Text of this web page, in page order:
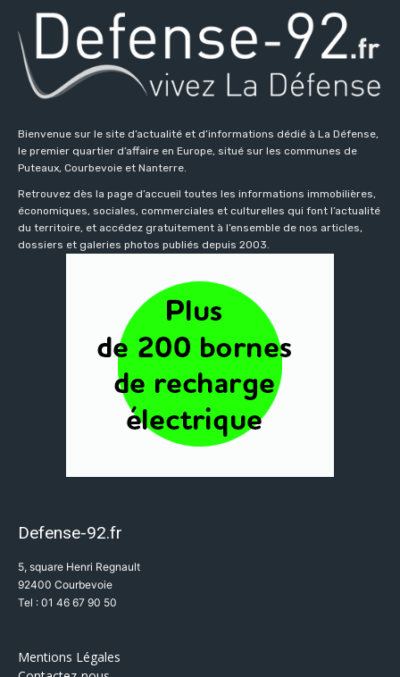
Bienvenue sur le site d’actualité et d’informations dédié à La Défense,
le premier quartier d’affaire en Europe, situé sur les communes de
Puteaux, Courbevoie et Nanterre.
Retrouvez dès la page d’accueil toutes les informations immobilières,
économiques, sociales, commerciales et culturelles qui font l’actualité
du territoire, et accédez gratuitement à l’ensemble de nos articles,
dossiers et galeries photos publiés depuis 2003.
Defense-92.fr
5, square Henri Regnault
92400 Courbevoie
Tel : 01 46 67 90 50
Mentions Légales